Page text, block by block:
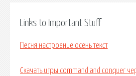
Links to Important Stuff
Песня настроение осень текст
Скачать игры command and conquer